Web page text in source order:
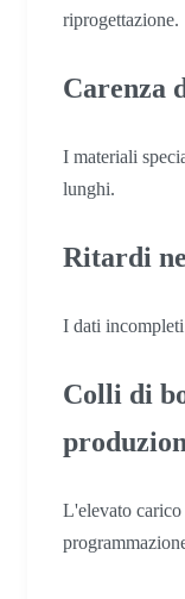
riprogettazione.
Carenza
I materiali
lunghi.
Ritardi
I dati
Colli di
L'elevato